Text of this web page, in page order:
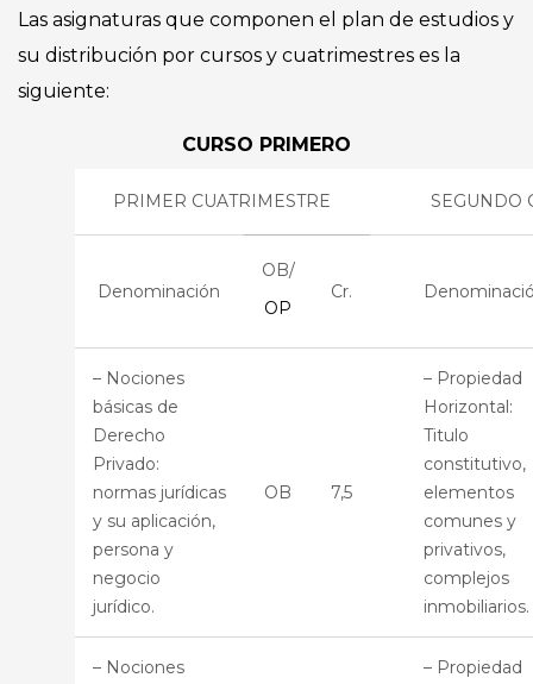
Las asignaturas que componen el plan de estudios y
su distribución por cursos y cuatrimestres es la
siguiente:
CURSO PRIMERO
PRIMER CUATRIMESTRE SEGUNDO
Denominación
OB/
OP
Cr.
– Nociones
básicas de
Derecho
Privado:
normas jurídicas
y su aplicación,
persona y
negocio
jurídico.
OB 7,5
– Propiedad
Horizontal:
Titulo
constitutivo,
elementos
comunes y
privativos,
complejos
inmobiliarios.
– Nociones
– Propiedad